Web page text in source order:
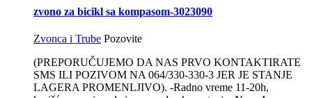
zvono za bicikl sa kompasom-3023090
Zvonca i Trube Pozovite
(PREPORUČUJEMO DA NAS PRVO KONTAKTIRATE
SMS ILI POZIVOM NA 064/330-330-3 JER JE STANJE
LAGERA PROMENLJIVO). -Radno vreme 11-20h,